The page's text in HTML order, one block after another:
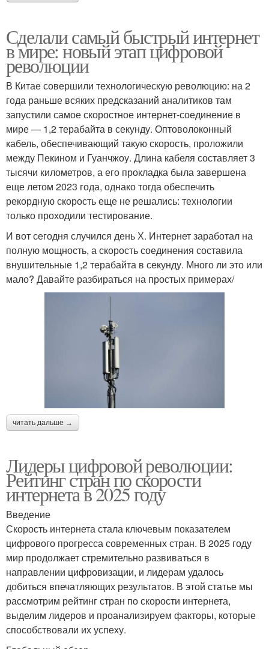
Сделали самый быстрый интернет
в мире: новый этап цифровой
революции
В Китае совершили технологическую революцию: на 2
года раньше всяких предсказаний аналитиков там
запустили самое скоростное интернет-соединение в
мире — 1,2 терабайта в секунду. Оптоволоконный
кабель, обеспечивающий такую скорость, проложили
между Пекином и Гуанчжоу. Длина кабеля составляет 3
тысячи километров, а его прокладка была завершена
еще летом 2023 года, однако тогда обеспечить
рекордную скорость еще не решались: технологии
только проходили тестирование.
И вот сегодня случился день Х. Интернет заработал на
полную мощность, а скорость соединения составила
внушительные 1,2 терабайта в секунду. Много ли это или
мало? Давайте разбираться на простых примерах/
читать дальше →
Лидеры цифровой революции:
Рейтинг стран по скорости
интернета в 2025 году
Введение
Скорость интернета стала ключевым показателем
цифрового прогресса современных стран. В 2025 году
мир продолжает стремительно развиваться в
направлении цифровизации, и лидерам удалось
добиться впечатляющих результатов. В этой статье мы
рассмотрим рейтинг стран по скорости интернета,
выделим лидеров и проанализируем факторы, которые
способствовали их успеху.